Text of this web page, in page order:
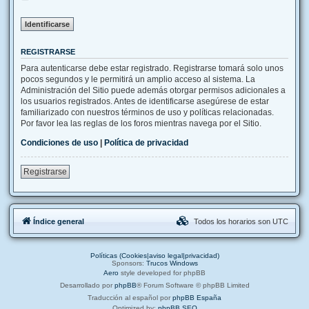
REGISTRARSE
Para autenticarse debe estar registrado. Registrarse tomará solo unos
pocos segundos y le permitirá un amplio acceso al sistema. La
Administración del Sitio puede además otorgar permisos adicionales a
los usuarios registrados. Antes de identificarse asegúrese de estar
familiarizado con nuestros términos de uso y políticas relacionadas.
Por favor lea las reglas de los foros mientras navega por el Sitio.
Condiciones de uso | Política de privacidad
Registrarse
Índice general Todos los horarios son UTC
Políticas (Cookies|aviso legal|privacidad)
Sponsors: Trucos Windows
Aero style developed for phpBB
Desarrollado por phpBB® Forum Software © phpBB Limited
Traducción al español por phpBB España